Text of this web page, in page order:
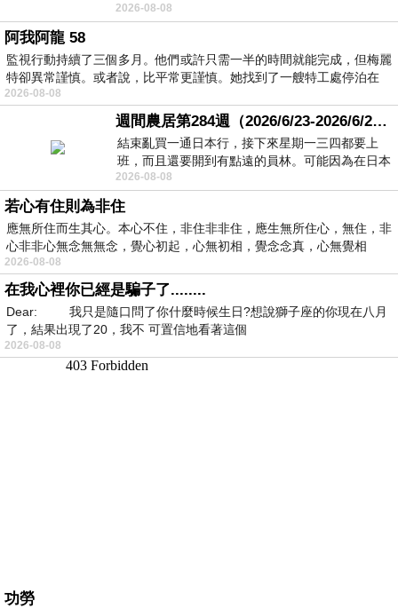
2026-08-08
阿我阿龍 58
監視行動持續了三個多月。他們或許只需一半的時間就能完成，但梅麗
特卻異常謹慎。或者說，比平常更謹慎。她找到了一艘特工處停泊在
2026-08-08
週間農居第284週（2026/6/23-2026/6/24) 夏至 金黃稻浪洋溢豐收喜悅
結束亂買一通日本行，接下來星期一三四都要上
班，而且還要開到有點遠的員林。可能因為在日本
花不少錢，星期一出門上班時，心裡沒有一
2026-08-08
若心有住則為非住
應無所住而生其心。本心不住，非住非非住，應生無所住心，無住，非
心非非心無念無無念，覺心初起，心無初相，覺念念真，心無覺相
2026-08-08
在我心裡你已經是騙子了........
Dear: 我只是隨口問了你什麼時候生日?想說獅子座的你現在八月
了，結果出現了20，我不 可置信地看著這個
2026-08-08
功勞